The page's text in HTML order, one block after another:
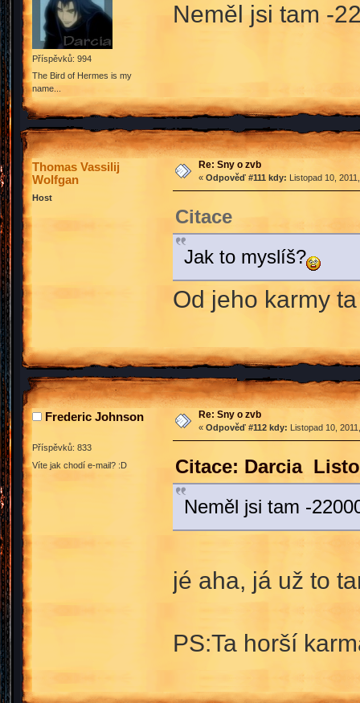
Příspěvků: 994
The Bird of Hermes is my
name...
Neměl jsi tam -
Thomas Vassilij
Wolfgan
Host
Re: Sny o zvb
« Odpověď #111 kdy: Listopad 10,
Citace
Jak to myslíš?
Od jeho karmy
Frederic Johnson
Příspěvků: 833
Víte jak chodí e-mail? :D
Re: Sny o zvb
« Odpověď #112 kdy: Listopad 10,
Citace: Darcia
Neměl jsi tam -
jé aha, já už to
PS:Ta horší